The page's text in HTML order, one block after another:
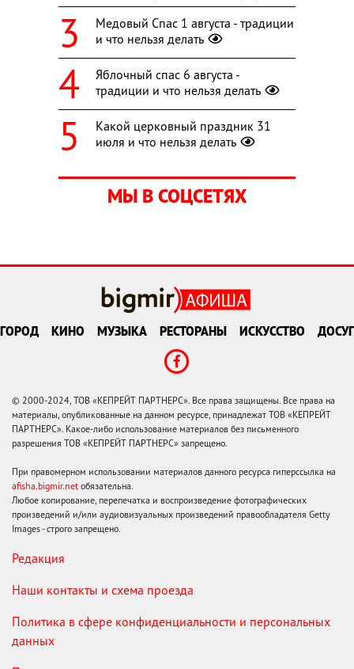
Медовый Спас 1 августа - традиции
и что нельзя делать
Яблочный спас 6 августа -
традиции и что нельзя делать
Какой церковный праздник 31
июля и что нельзя делать
МЫ В СОЦСЕТЯХ
ГОРОД КИНО МУЗЫКА РЕСТОРАНЫ ИСКУССТВО ДОСУГ
© 2000-2024, ТОВ «КЕПРЕЙТ ПАРТНЕРС». Все права защищены. Все права на
материалы, опубликованные на данном ресурсе, принадлежат ТОВ «КЕПРЕЙТ
ПАРТНЕРС». Какое-либо использование материалов без письменного
разрешения ТОВ «КЕПРЕЙТ ПАРТНЕРС» запрещено.
При правомерном использовании материалов данного ресурса гиперссылка на
afisha.bigmir.net обязательна.
Любое копирование, перепечатка и воспроизведение фотографических
произведений и/или аудиовизуальных произведений правообладателя Getty
Images - строго запрещено.
Редакция
Наши контакты и схема проезда
Политика в сфере конфиденциальности и персональных
данных